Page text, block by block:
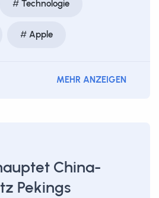
Technologie
Apple
MEHR ANZEIGEN
China-
Pekings